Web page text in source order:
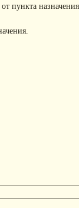
пункта